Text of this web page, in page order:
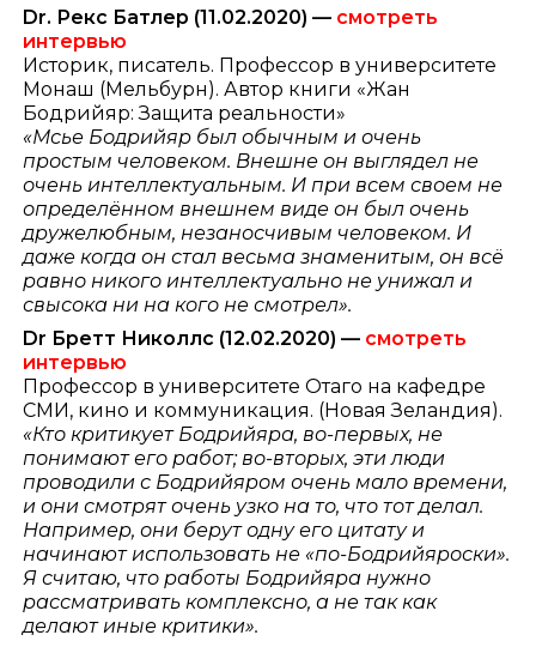
Dr. Рекс Батлер (11.02.2020) — смотреть
интервью
Историк, писатель. Профессор в университете
Монаш (Мельбурн). Автор книги «Жан
Бодрийяр: Защита реальности»
«Мсье Бодрийяр был обычным и очень
простым человеком. Внешне он выглядел не
очень интеллектуальным. И при всем своем не
определённом внешнем виде он был очень
дружелюбным, незаносчивым человеком. И
даже когда он стал весьма знаменитым, он всё
равно никого интеллектуально не унижал и
свысока ни на кого не смотрел».
Dr Бретт Николлс (12.02.2020) — смотреть
интервью
Профессор в университете Отаго на кафедре
СМИ, кино и коммуникация. (Новая Зеландия).
«Кто критикует Бодрийяра, во-первых, не
понимают его работ; во-вторых, эти люди
проводили с Бодрийяром очень мало времени,
и они смотрят очень узко на то, что тот делал.
Например, они берут одну его цитату и
начинают использовать не «по-Бодрийяроски».
Я считаю, что работы Бодрийяра нужно
рассматривать комплексно, а не так как
делают иные критики».